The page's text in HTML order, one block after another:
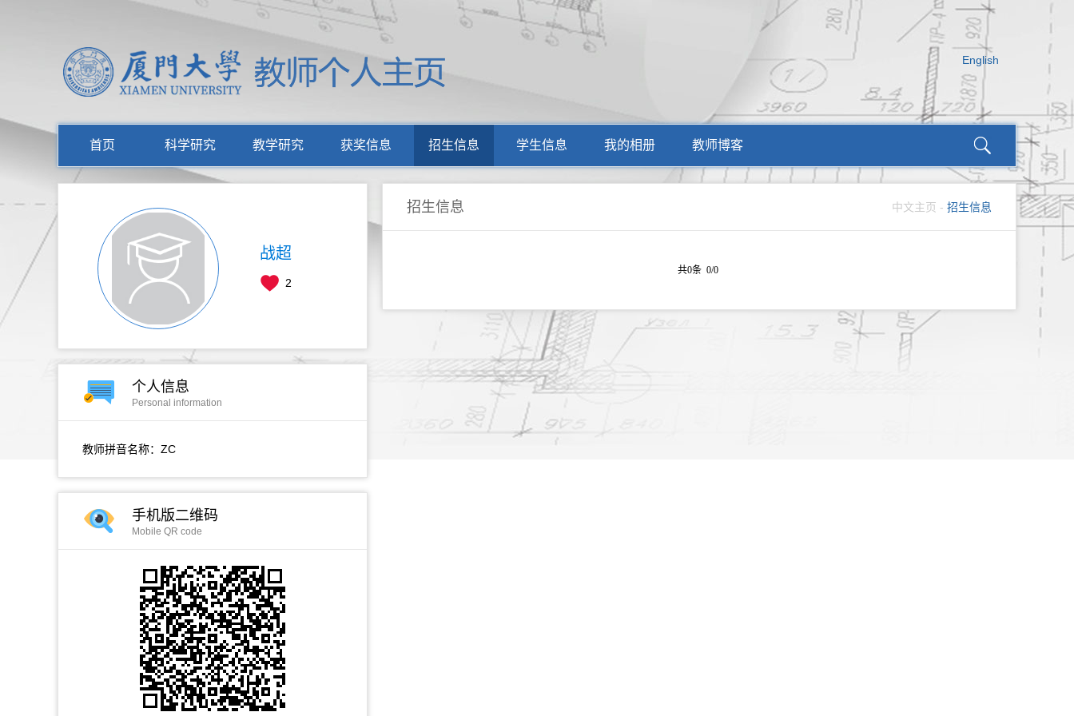
English
首页 科学研究 教学研究 获奖信息 招生信息 学生信息 我的相册 教师博客
战超
2
个人信息
Personal information
教师拼音名称：ZC
手机版二维码
Mobile QR code
招生信息 中文主页 - 招生信息
共0条 0/0